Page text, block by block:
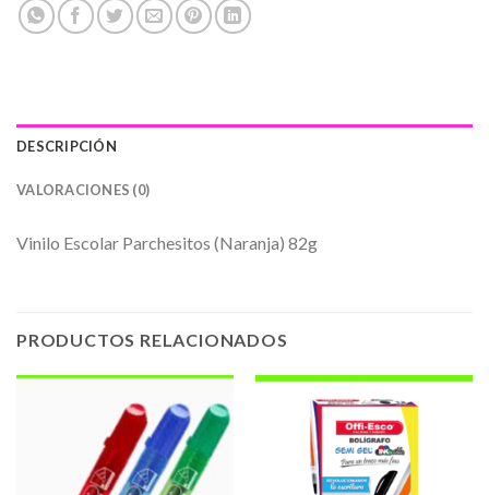
DESCRIPCIÓN
VALORACIONES (0)
Vinilo Escolar Parchesitos (Naranja) 82g
PRODUCTOS RELACIONADOS